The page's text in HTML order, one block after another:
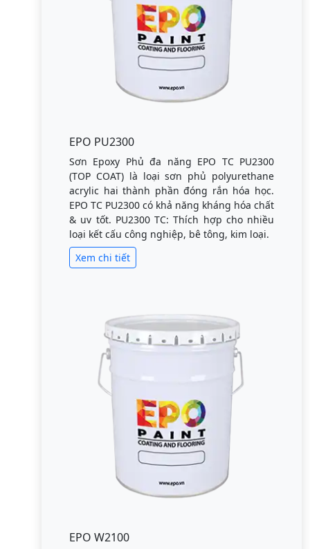
EPO PU2300
Sơn Epoxy Phủ đa năng EPO TC PU2300
(TOP COAT) là loại sơn phủ polyurethane
acrylic hai thành phần đóng rắn hóa học.
EPO TC PU2300 có khả năng kháng hóa chất
& uv tốt. PU2300 TC: Thích hợp cho nhiều
loại kết cấu công nghiệp, bê tông, kim loại.
Xem chi tiết
EPO W2100